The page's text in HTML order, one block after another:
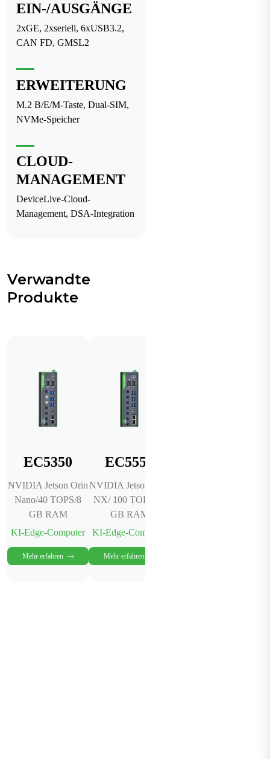
EIN-/AUSGÄNGE
2xGE, 2xseriell, 6xUSB3.2,
CAN FD, GMSL2
ERWEITERUNG
M.2 B/E/M-Taste, Dual-SIM,
NVMe-Speicher
CLOUD-
MANAGEMENT
DeviceLive-Cloud-
Management, DSA-Integration
Verwandte
Produkte
EC5350
NVIDIA Jetson Orin
Nano/40 TOPS/8
GB RAM
KI-Edge-Computer
Mehr erfahren
EC5550
NVIDIA Jetson Orin
NX/ 100 TOPS/16
GB RAM
KI-Edge-Computer
Mehr erfahren